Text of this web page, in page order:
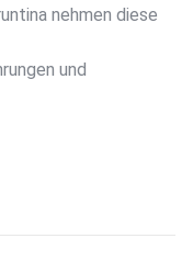
nehmen diese
und